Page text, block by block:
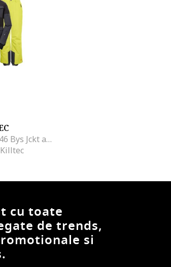
Costum Ski KSW 146 Bys Jckt and Pnts, Gri antracit
cu toate
de trends,
si